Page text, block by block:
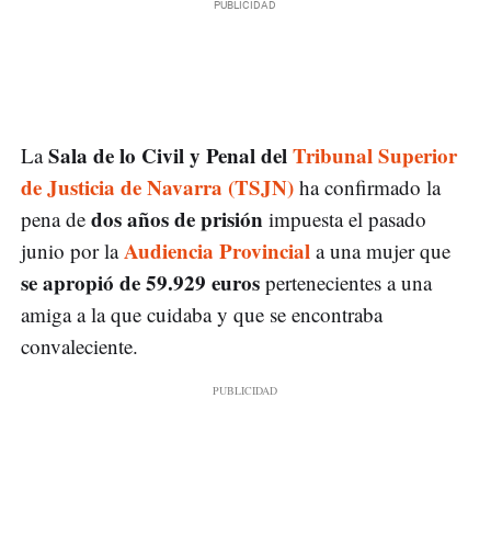
LaSala de lo Civil y Penal delTribunal Superior
de Justicia de Navarra (TSJN) ha confirmado la
pena de dos años de prisión impuesta el pasado
junio por laAudiencia Provincial a una mujer que
se apropió de 59.929 euros pertenecientes a una
amiga a la que cuidaba y que se encontraba
convaleciente.